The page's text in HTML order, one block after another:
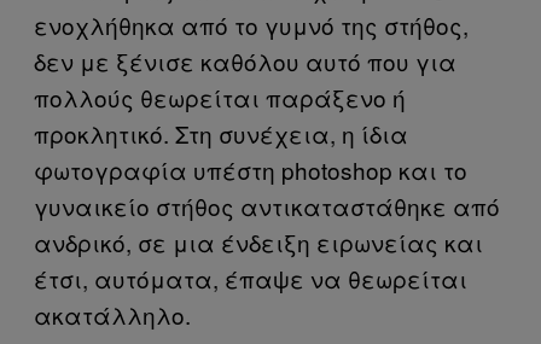
ενοχλήθηκα από το γυμνό της στήθος,
δεν με ξένισε καθόλου αυτό που για
πολλούς θεωρείται παράξενο ή
προκλητικό. Στη συνέχεια, η ίδια
φωτογραφία υπέστη photoshop και το
γυναικείο στήθος αντικαταστάθηκε από
ανδρικό, σε μια ένδειξη ειρωνείας και
έτσι, αυτόματα, έπαψε να θεωρείται
ακατάλληλο.